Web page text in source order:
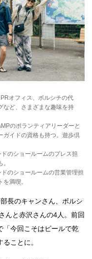
PRオフィス、ボルシチの代
など、さまざまな趣味を持
のボランティアリーダーと
ガイドの資格も持つ。遊歩倶
ドのショールームのプレス担
ドのショールームの営業管理担
満喫。
長のキャンさん、ボルシ
んと赤沢さんの4人。前回
「今回こそはビールで乾
ことに。